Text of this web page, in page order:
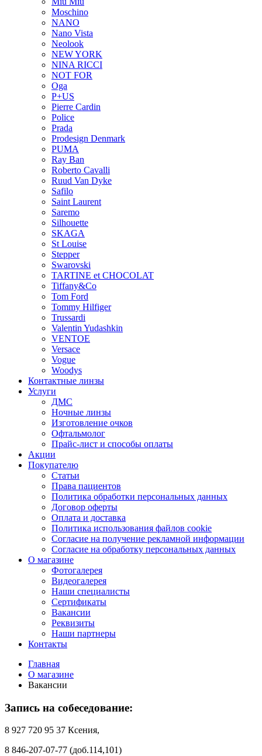
Moschino
NANO
Nano Vista
Neolook
NEW YORK
NINA RICCI
NOT FOR
Oga
P+US
Pierre Cardin
Police
Prada
Prodesign Denmark
PUMA
Ray Ban
Roberto Cavalli
Ruud Van Dyke
Safilo
Saint Laurent
Saremo
Silhouette
SKAGA
St Louise
Stepper
Swarovski
TARTINE et CHOCOLAT
Tiffany&Co
Tom Ford
Tommy Hilfiger
Trussardi
Valentin Yudashkin
VENTOE
Versace
Vogue
Woodys
Контактные линзы
Услуги
ДМС
Ночные линзы
Изготовление очков
Офтальмолог
Прайс-лист и способы оплаты
Акции
Покупателю
Статьи
Права пациентов
Политика обработки персональных данных
Договор оферты
Оплата и доставка
Политика использования файлов cookie
Согласие на получение рекламной информации
Согласие на обработку персональных данных
О магазине
Фотогалерея
Видеогалерея
Наши специалисты
Сертификаты
Вакансии
Реквизиты
Наши партнеры
Контакты
Главная
О магазине
Вакансии
Запись на собеседование:
8 927 720 95 37 Ксения,
8 846-207-07-77 (доб.114,101)